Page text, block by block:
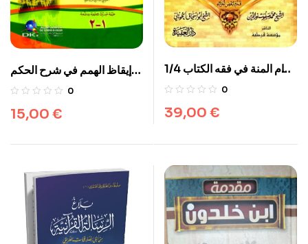
إيقاظ الهمم في شرح الحكم
لابن عطاء الله السكندري
0
15,00 €
1/4 تمام المنة في فقه الكتاب
وصحيح السنة0
39,00 €